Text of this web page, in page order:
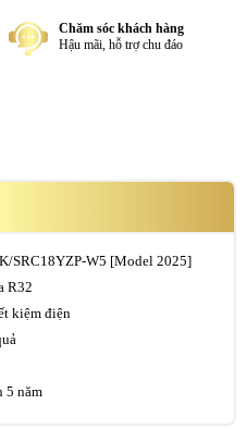
Chăm sóc khách hàng
Hậu mãi, hỗ trợ chu đáo
SRC18YZP-W5 [Model 2025]
R32
kiệm điện
5 năm